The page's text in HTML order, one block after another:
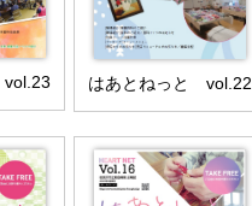
はあとねっと vol.22